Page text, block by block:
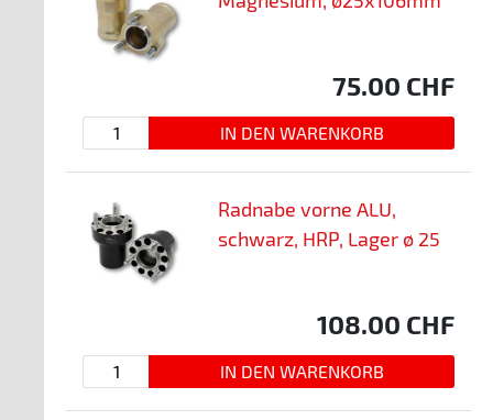
75.00 CHF
Radnabe vorne ALU,
schwarz, HRP, Lager ø 25
108.00 CHF